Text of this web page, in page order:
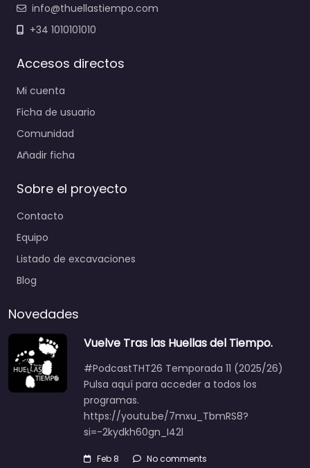
info@thuellastiempo.com
+34 1010101010
Accesos directos
Mi cuenta
Ficha de usuario
Comunidad
Añadir ficha
Sobre el proyecto
Contacto
Equipo
Listado de excavaciones
Blog
Novedades
Vuelve Tras las Huellas del Tiempo.
#PodcastTHT26 Temporada 11 (2025/26)
Pulsa aquí para acceder a todos los
programas.
https://youtu.be/7mxu_TbmRS8?
si=-2kydkh60gn_I42l
Feb 8 No comments